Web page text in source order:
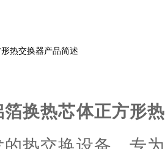
热交换器产品简述
换热芯体正方形